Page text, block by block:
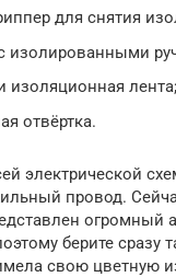
для снятия
изолированными
лента;
отвёртка.
электрической
провод.
огромный
берите сразу
свою цветную